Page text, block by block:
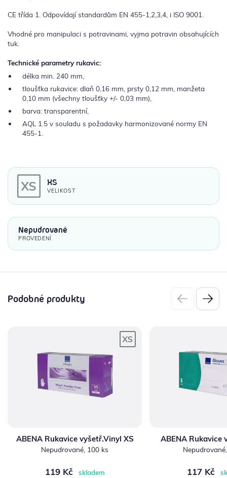
CE třída 1. Odpovídají standardům EN 455-1,2,3,4, i ISO 9001.
Vhodné pro manipulaci s potravinami, vyjma potravin obsahujících
tuk.
Technické parametry rukavic:
délka min. 240 mm,
tloušťka rukavice: dlaň 0,16 mm, prsty 0,12 mm, manžeta
0,10 mm (všechny tloušťky +/- 0,03 mm),
barva: transparentní,
AQL 1.5 v souladu s požadavky harmonizované normy EN
455-1.
XS
VELIKOST
Nepudrované
PROVEDENÍ
Podobné produkty
ABENA Rukavice vyšetř.Vinyl XS
Nepudrované, 100 ks
119 Kč skladem
ABENA Rukavice
117 Kč